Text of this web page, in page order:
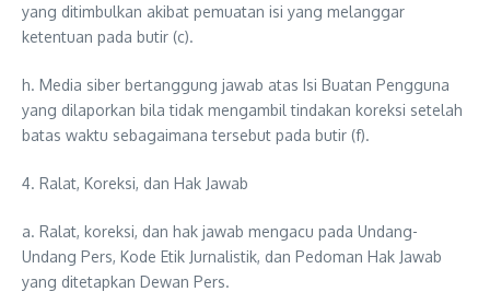
yang ditimbulkan akibat pemuatan isi yang melanggar
ketentuan pada butir (c).
h. Media siber bertanggung jawab atas Isi Buatan Pengguna
yang dilaporkan bila tidak mengambil tindakan koreksi setelah
batas waktu sebagaimana tersebut pada butir (f).
4. Ralat, Koreksi, dan Hak Jawab
a. Ralat, koreksi, dan hak jawab mengacu pada Undang-
Undang Pers, Kode Etik Jurnalistik, dan Pedoman Hak Jawab
yang ditetapkan Dewan Pers.